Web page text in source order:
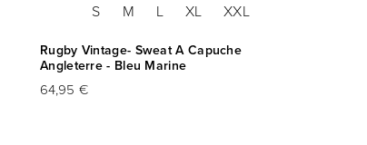
S M L XL XXL
Rugby Vintage- Sweat A Capuche
Angleterre - Bleu Marine
64,95 €